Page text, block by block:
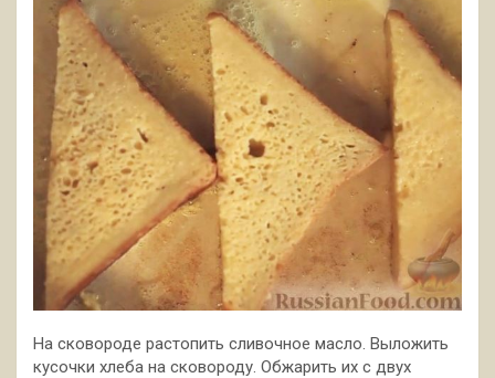
На сковороде растопить сливочное масло. Выложить
кусочки хлеба на сковороду. Обжарить их с двух